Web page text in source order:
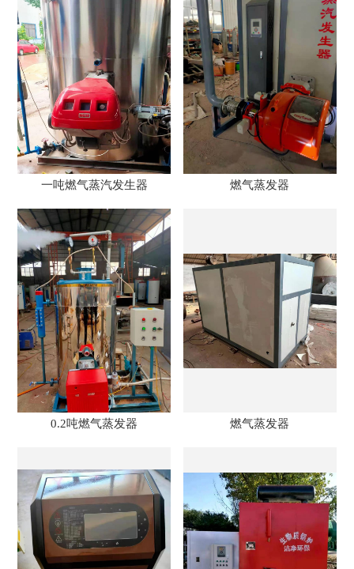
一吨燃气蒸汽发生器 燃气蒸发器
0.2吨燃气蒸发器 燃气蒸发器